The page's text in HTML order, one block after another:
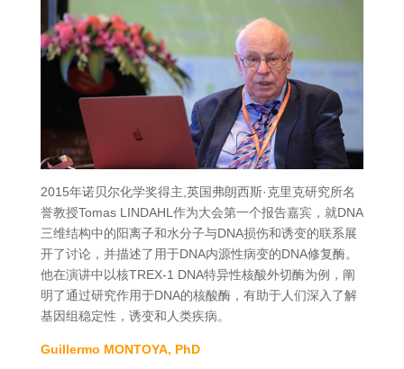
2015年诺贝尔化学奖得主,英国弗朗西斯·克里克研究所名
誉教授Tomas LINDAHL作为大会第一个报告嘉宾，就DNA
三维结构中的阳离子和水分子与DNA损伤和诱变的联系展
开了讨论，并描述了用于DNA内源性病变的DNA修复酶。
他在演讲中以核TREX-1 DNA特异性核酸外切酶为例，阐
明了通过研究作用于DNA的核酸酶，有助于人们深入了解
基因组稳定性，诱变和人类疾病。
Guillermo MONTOYA, PhD